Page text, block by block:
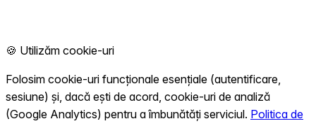
🍪 Utilizăm cookie-uri
Folosim cookie-uri funcționale esențiale (autentificare,
sesiune) și, dacă ești de acord, cookie-uri de analiză
(Google Analytics) pentru a îmbunătăți serviciul. Politica de